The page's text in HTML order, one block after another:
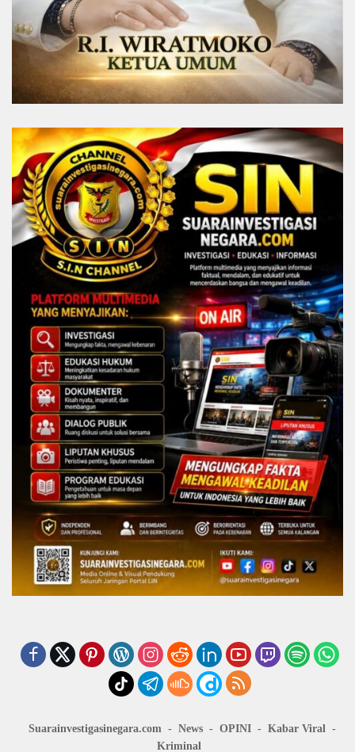
Suarainvestigasinegara.com News OPINI
Kabar Viral
Kriminal